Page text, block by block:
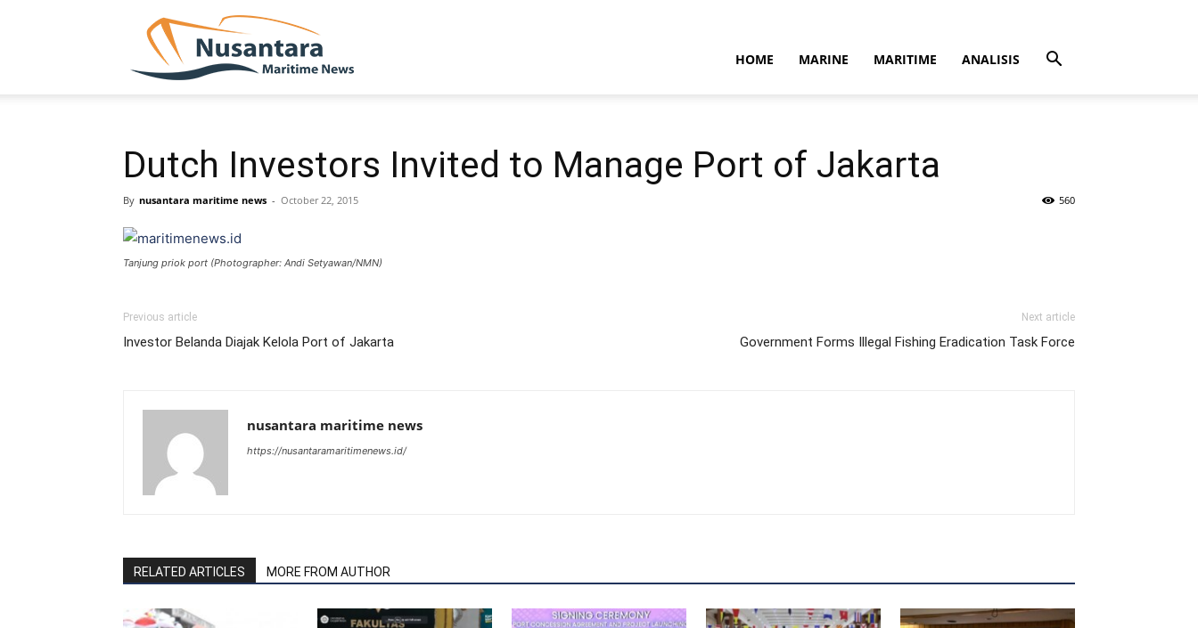
HOME MARINE MARITIME ANALISIS
Dutch Investors Invited to Manage Port of Jakarta
By nusantara maritime news - October 22, 2015 560
Tanjung priok port (Photographer: Andi Setyawan/NMN)
Previous article
Investor Belanda Diajak Kelola Port of Jakarta
Next article
Government Forms Illegal Fishing Eradication Task Force
nusantara maritime news
https://nusantaramaritimenews.id/
RELATED ARTICLES MORE FROM AUTHOR